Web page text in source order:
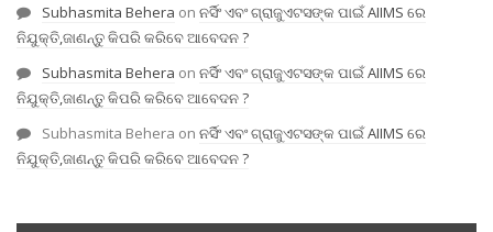
Subhasmita Behera on ନର୍ସିଂ ଏବଂ ଗ୍ରାଜୁଏଟସଙ୍କ ପାଇଁ AIIMS ରେ
ନିଯୁକ୍ତି,ଜାଣନ୍ତୁ କିପରି କରିବେ ଆବେଦନ ?
Subhasmita Behera on ନର୍ସିଂ ଏବଂ ଗ୍ରାଜୁଏଟସଙ୍କ ପାଇଁ AIIMS ରେ
ନିଯୁକ୍ତି,ଜାଣନ୍ତୁ କିପରି କରିବେ ଆବେଦନ ?
Subhasmita Behera on ନର୍ସିଂ ଏବଂ ଗ୍ରାଜୁଏଟସଙ୍କ ପାଇଁ AIIMS ରେ
ନିଯୁକ୍ତି,ଜାଣନ୍ତୁ କିପରି କରିବେ ଆବେଦନ ?